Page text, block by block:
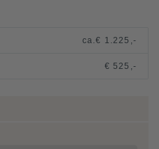
ca.€ 1.225,-
€ 525,-